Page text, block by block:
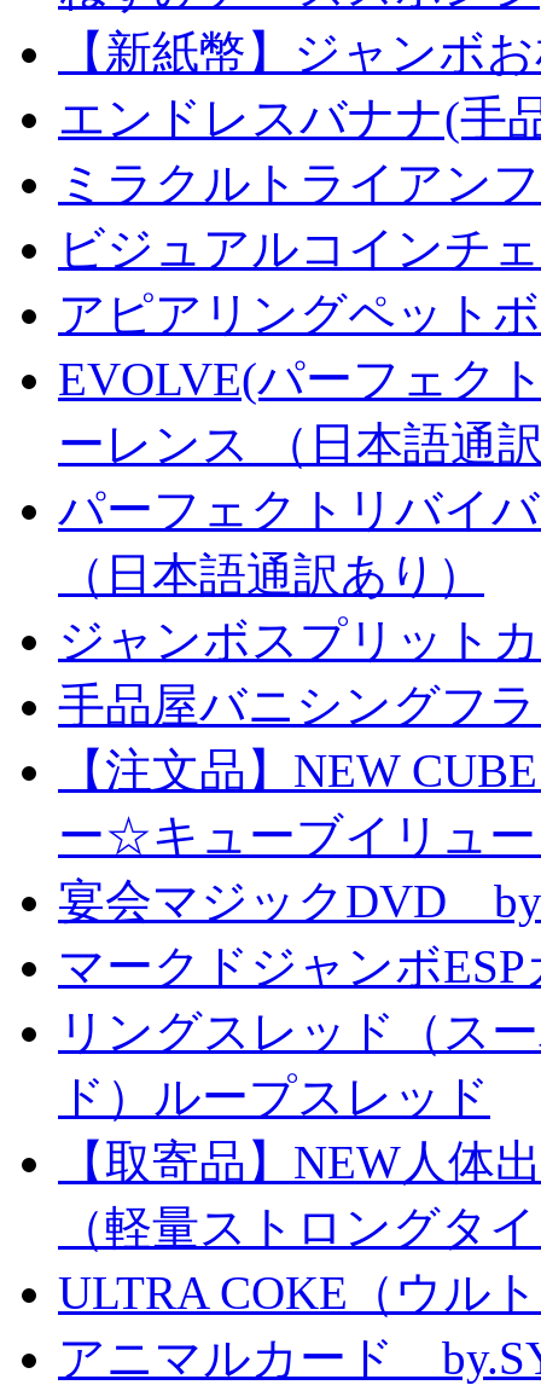
【新紙幣】ジャンボ
エンドレスバナナ(手
ミラクルトライアン
ビジュアルコインチ
アピアリングペット
EVOLVE(パーフェク
ーレンス （日本語通
パーフェクトリバイ
（日本語通訳あり）
ジャンボスプリット
手品屋バニシングフ
【注文品】NEW
ー☆キューブイリュ
宴会マジックDVD
マークドジャンボ
リングスレッド（ス
ド）ループスレッド
【取寄品】NEW人体
（軽量ストロングタ
ULTRA COKE（ウル
アニマルカード